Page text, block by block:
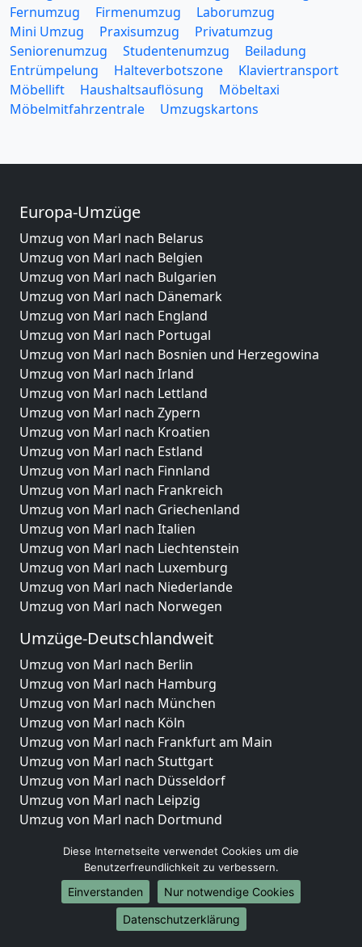
Fernumzug
Firmenumzug
Laborumzug
Mini Umzug
Praxisumzug
Privatumzug
Seniorenumzug
Studentenumzug
Beiladung
Entrümpelung
Halteverbotszone
Klaviertransport
Möbellift
Haushaltsauflösung
Möbeltaxi
Möbelmitfahrzentrale
Umzugskartons
Europa-Umzüge
Umzug von Marl nach Belarus
Umzug von Marl nach Belgien
Umzug von Marl nach Bulgarien
Umzug von Marl nach Dänemark
Umzug von Marl nach England
Umzug von Marl nach Portugal
Umzug von Marl nach Bosnien und Herzegowina
Umzug von Marl nach Irland
Umzug von Marl nach Lettland
Umzug von Marl nach Zypern
Umzug von Marl nach Kroatien
Umzug von Marl nach Estland
Umzug von Marl nach Finnland
Umzug von Marl nach Frankreich
Umzug von Marl nach Griechenland
Umzug von Marl nach Italien
Umzug von Marl nach Liechtenstein
Umzug von Marl nach Luxemburg
Umzug von Marl nach Niederlande
Umzug von Marl nach Norwegen
Umzüge-Deutschlandweit
Umzug von Marl nach Berlin
Umzug von Marl nach Hamburg
Umzug von Marl nach München
Umzug von Marl nach Köln
Umzug von Marl nach Frankfurt am Main
Umzug von Marl nach Stuttgart
Umzug von Marl nach Düsseldorf
Umzug von Marl nach Leipzig
Umzug von Marl nach Dortmund
Umzug von Marl nach Bremen
Umzug von Marl nach Dresden
Umzug von Marl nach Hannover
Umzug von Marl nach Nürnberg
Umzug von Marl nach Duisburg
Diese Internetseite verwendet Cookies um die
Benutzerfreundlichkeit zu verbessern.
Einverstanden
Nur notwendige Cookies
Datenschutzerklärung